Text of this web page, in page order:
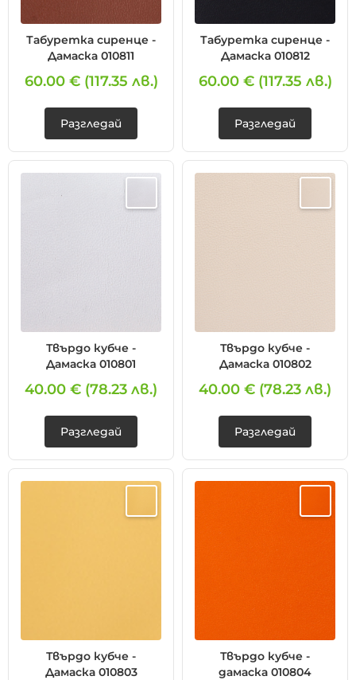
Табуретка сиренце -
Дамаска 010811
60.00 € (117.35 лв.)
Разгледай
Табуретка сиренце -
Дамаска 010812
60.00 € (117.35 лв.)
Разгледай
Твърдо кубче -
Дамаска 010801
40.00 € (78.23 лв.)
Разгледай
Твърдо кубче -
Дамаска 010802
40.00 € (78.23 лв.)
Разгледай
Твърдо кубче -
Дамаска 010803
Твърдо кубче -
дамаска 010804